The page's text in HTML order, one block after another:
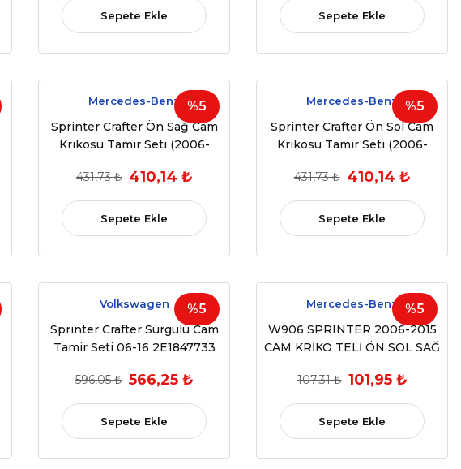
Sepete Ekle Sepete Ekle
%5
Mercedes-Benz
Sprinter Crafter Ön Sağ Cam
Krikosu Tamir Seti (2006-
431,73 ₺ 410,14 ₺
Sepete Ekle
%5
Mercedes-Benz
Sprinter Crafter Ön Sol Cam
Krikosu Tamir Seti (2006-
431,73 ₺ 410,14 ₺
Sepete Ekle
%5
Volkswagen
Sprinter Crafter Sürgülü Cam
Tamir Seti 06-16 2E1847733
596,05 ₺ 566,25 ₺
Sepete Ekle
%5
Mercedes-Benz
W906 SPRINTER 2006-2015
CAM KRİKO TELİ ÖN SOL SAĞ
9067201046 VB. UYUMLU)
107,31 ₺ 101,95 ₺
Sepete Ekle